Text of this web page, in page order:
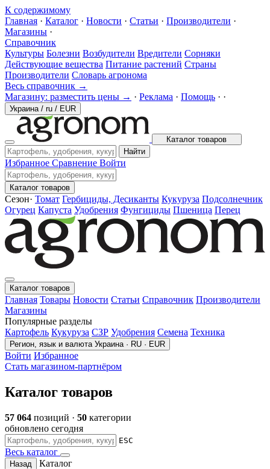
К содержимому
Главная · Каталог · Новости · Статьи · Производители ·
Магазины ·
Справочник
Культуры Болезни Возбудители Вредители Сорняки
Действующие вещества Питание растений Страны
Производители Словарь агронома
Весь справочник →
Магазину: разместить цены → · Реклама · Помощь · ·
Украина / ru / EUR
Каталог товаров
Найти
Избранное Сравнение Войти
Каталог товаров
Сезон· Томат Гербициды, Десиканты Кукуруза Подсолнечник
Огурец Капуста Удобрения Фунгициды Пшеница Перец
Каталог товаров
Главная Товары Новости Статьи Справочник Производители
Магазины
Популярные разделы
Картофель Кукуруза СЗР Удобрения Семена Техника
Регион, язык и валюта Украина · RU · EUR
Войти Избранное
Стать магазином-партнёром
Каталог товаров
57 064 позиций · 50 категории
обновлено сегодня
ESC
Весь каталог
Назад
Каталог